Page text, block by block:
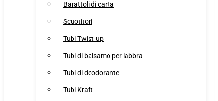
Barattoli di carta
Scuotitori
Tubi Twist-up
Tubi di balsamo per labbra
Tubi di deodorante
Tubi Kraft